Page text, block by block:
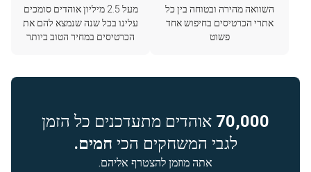
השוואה מהירה ובטוחה בין כל
אתרי הכרטיסים בחיפוש אחד
פשוט
מעל 2.5 מיליון אוהדים סומכים
עלינו בכל שנה שנמצא להם את
הכרטיסים במחיר הטוב ביותר
70,000 אוהדים מתעדכנים כל הזמן
לגבי המשחקים הכי חמים.
אתה מוזמן להצטרף אליהם.